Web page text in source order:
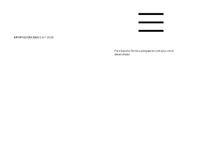
IMPORTADORA R&M, S. A.® 2025
Para Soporte Técnico, póngase en contacto con el
desarrollador